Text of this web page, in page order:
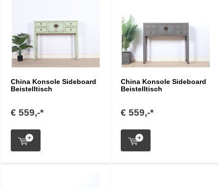
China Konsole Sideboard
Beistelltisch
€ 559,-*
China Konsole Sideboard
Beistelltisch
€ 559,-*